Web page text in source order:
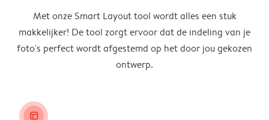
Met onze Smart Layout tool wordt alles een stuk
makkelijker! De tool zorgt ervoor dat de indeling van je
foto's perfect wordt afgestemd op het door jou gekozen
ontwerp.
layout_alt